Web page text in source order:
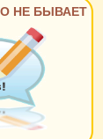
НЕ БЫВАЕТ